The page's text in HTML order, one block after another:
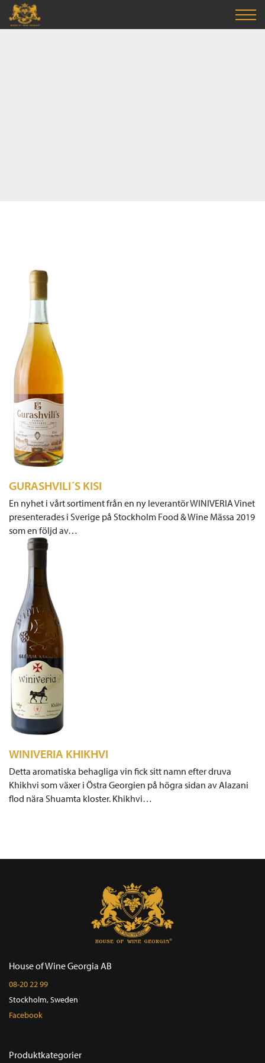
GURASHVILI´S KISI
En nyhet i vårt sortiment från en ny leverantör WINIVERIA Vinet
presenterades i Sverige på Stockholm Food & Wine Mässa 2019
som en följd av…
WINIVERIA KHIKHVI
Detta aromatiska behagliga vin fick sitt namn efter druva
Khikhvi som växer i Östra Georgien på högra sidan av Alazani
flod nära Shuamta kloster. Khikhvi…
House of Wine Georgia AB
08-20 22 99
Stockholm, Sweden
Facebook
Produktkategorier